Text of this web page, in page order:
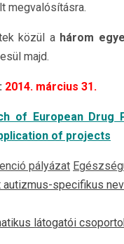
megvalósításra.
közül a három
majd.
2014. március 31.
of European Drug
of projects
pályázat
autizmus-specifikus
látogatói